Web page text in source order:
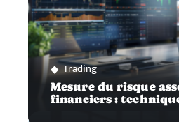
Trading
Mesure du risque
financiers :